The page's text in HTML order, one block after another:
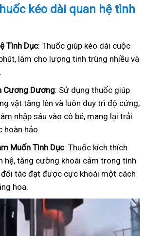
kéo dài quan hệ tình
Tình Dục: Thuốc giúp kéo dài cuộc
làm cho lượng tinh trùng nhiều và
Cương Dương: Sử dụng thuốc giúp
vật tăng lên và luôn duy trì độ cứng,
nhập sâu vào cô bé, mang lại trải
hoàn hảo.
Muốn Tình Dục: Thuốc kích thích
hệ, tăng cường khoái cảm trong tình
đối tác đạt được cực khoái một cách
hoa.